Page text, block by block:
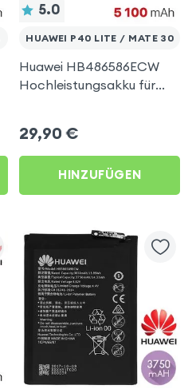
5.0
HUAWEI P40 LITE / MATE 30
Huawei HB486586ECW
Hochleistungsakku für
4100mAh Austausch-
Akku
29,90 €
HINZUFÜGEN